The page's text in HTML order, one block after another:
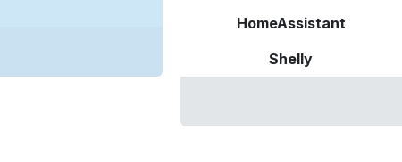
HomeAssistant
Shelly